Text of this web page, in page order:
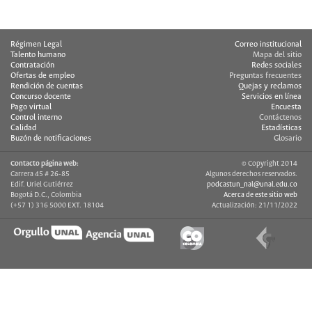
Régimen Legal
Talento humano
Contratación
Ofertas de empleo
Rendición de cuentas
Concurso docente
Pago virtual
Control interno
Calidad
Buzón de notificaciones
Correo institucional
Mapa del sitio
Redes sociales
Preguntas frecuentes
Quejas y reclamos
Servicios en línea
Encuesta
Contáctenos
Estadísticas
Glosario
Contacto página web:
Carrera 45 # 26-85
Edif. Uriel Gutiérrez
Bogotá D.C., Colombia
(+57 1) 316 5000 EXT. 18104
© Copyright 2014
Algunos derechos reservados.
podcastun_nal@unal.edu.co
Acerca de este sitio web
Actualización: 21/11/2022